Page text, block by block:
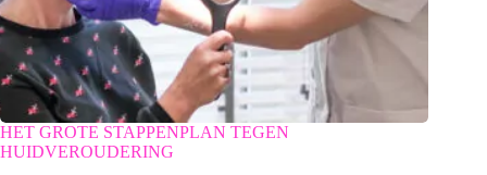
HET GROTE STAPPENPLAN TEGEN
HUIDVEROUDERING